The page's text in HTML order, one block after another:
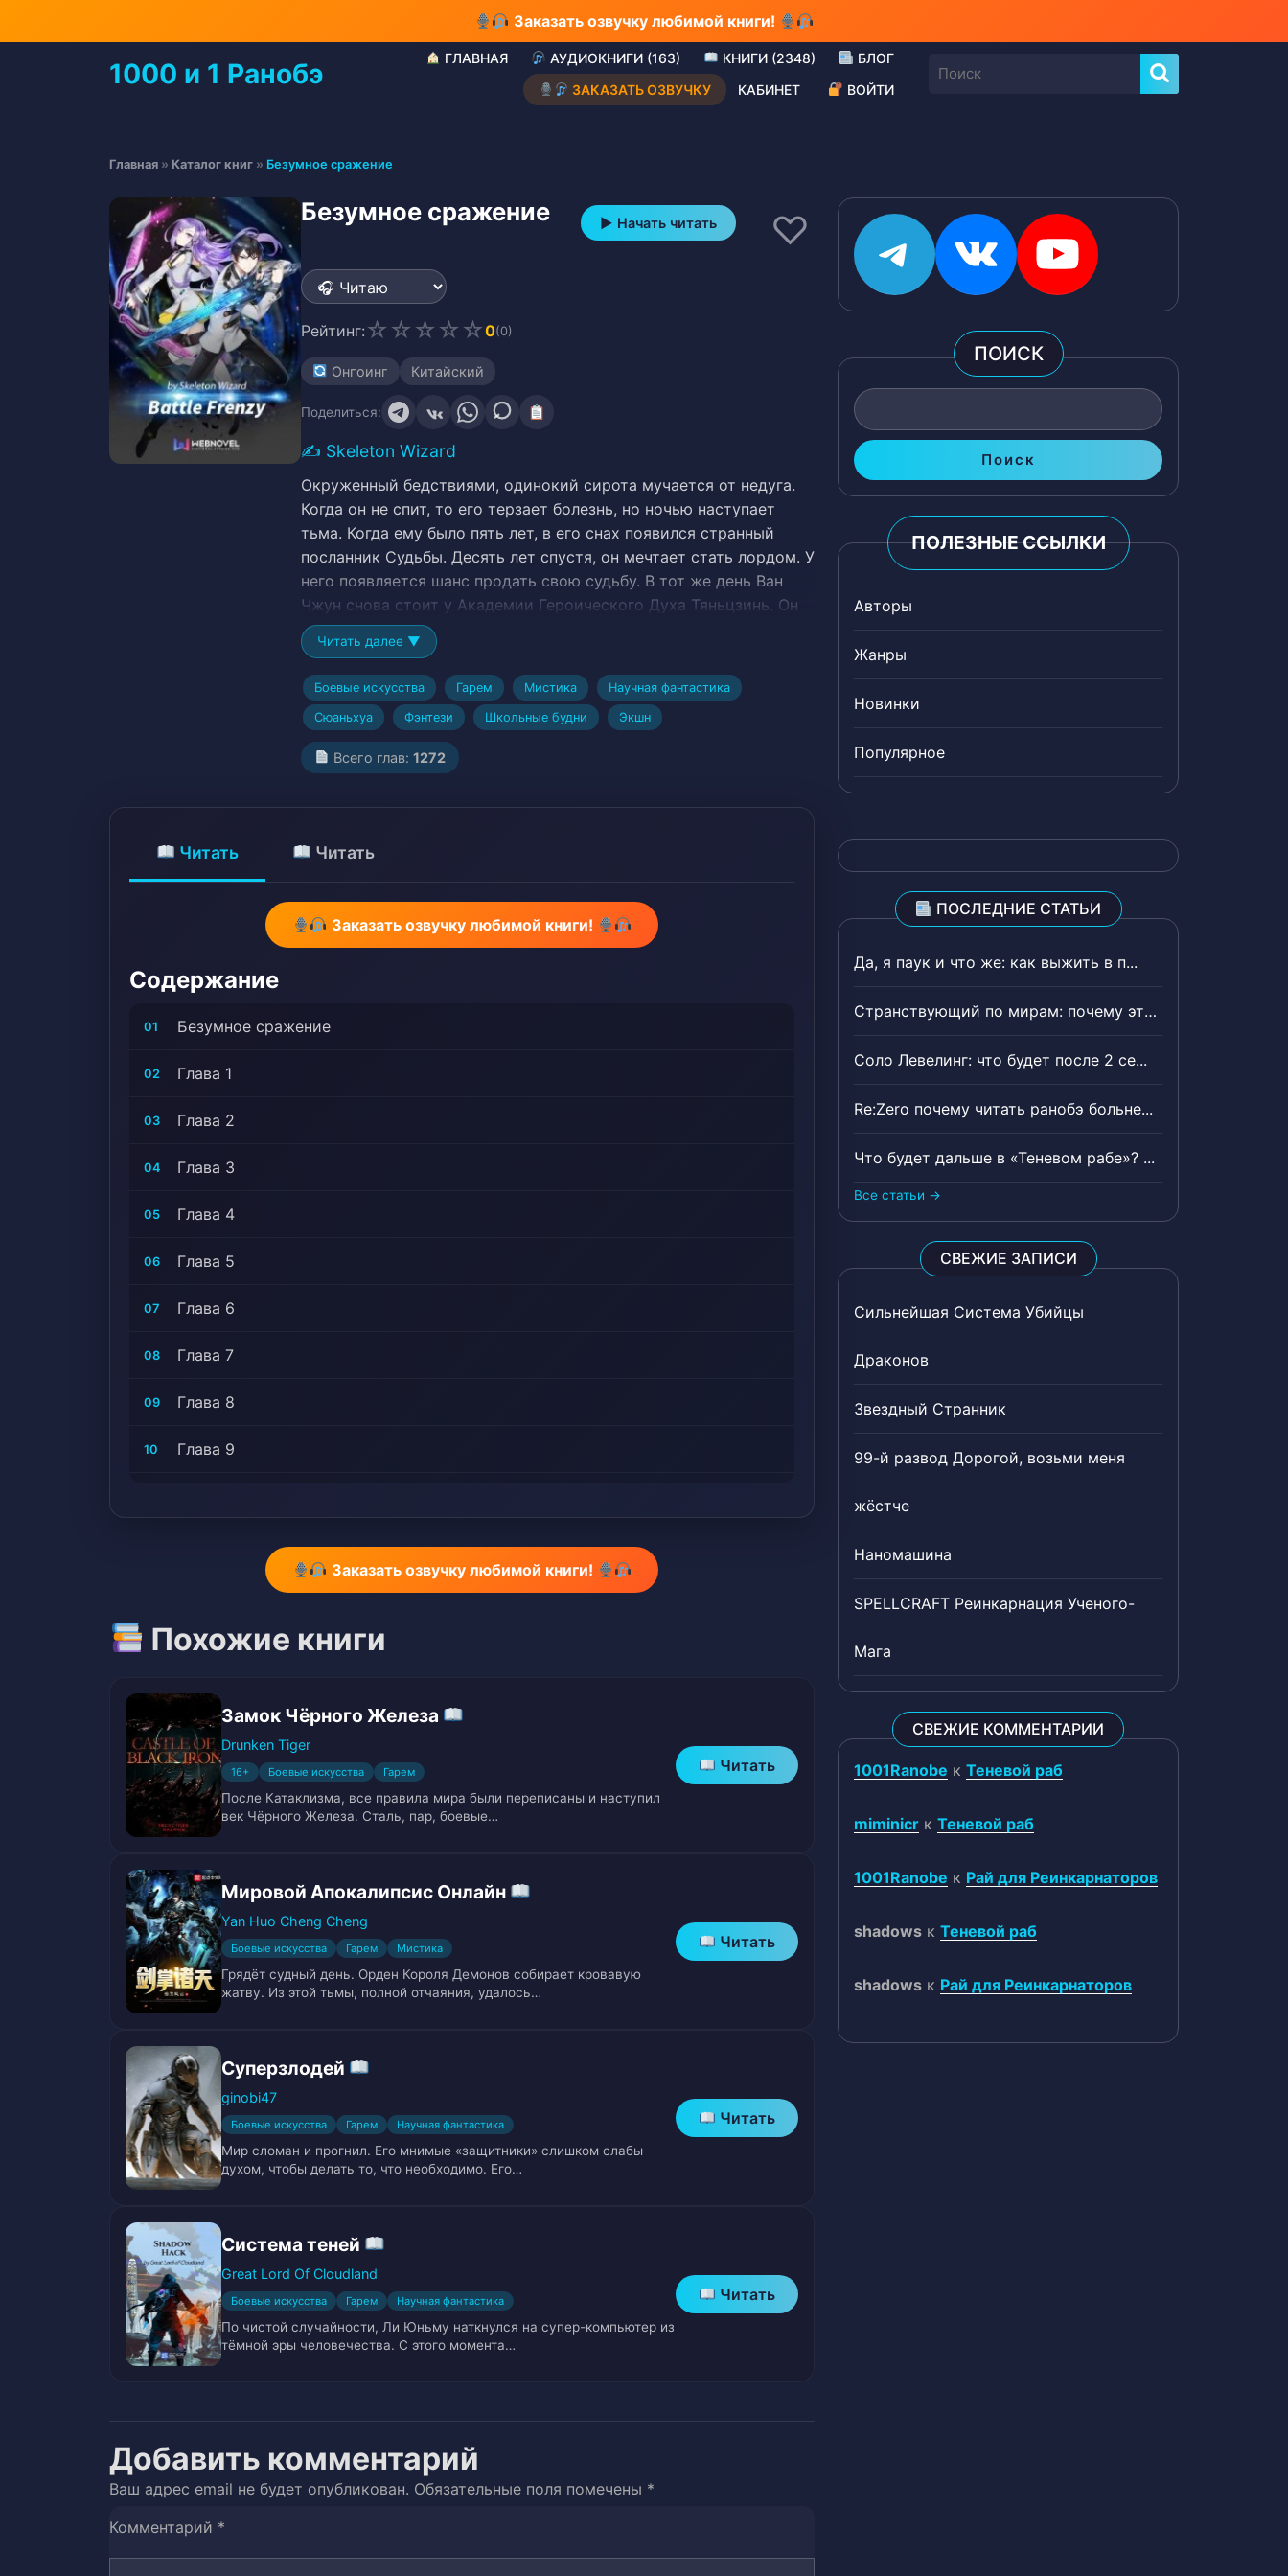
Заказать озвучку любимой книги!
1000 и 1 Ранобэ ГЛАВНАЯ АУДИОКНИГИ (163) КНИГИ (2348)
БЛОГ
ЗАКАЗАТЬ ОЗВУЧКУ
КАБИНЕТ ВОЙТИ
Найти:
Главная » Каталог книг » Безумное сражение
Безумное сражение ▶ Начать читать ♡
Рейтинг: ☆ ☆ ☆ ☆ ☆0(0)
Онгоинг Китайский
Поделиться:
✍️ Skeleton Wizard
Окруженный бедствиями, одинокий сирота мучается от недуга.
Когда он не спит, то его терзает болезнь, но ночью наступает
тьма. Когда ему было пять лет, в его снах появился странный
посланник Судьбы. Десять лет спустя, он мечтает стать лордом. У
него появляется шанс продать свою судьбу. В тот же день Ван
Чжун снова стоит у Академии Героического Духа Тяньцзинь. Он
собирается начать новую жизнь.# Адаптировано в маньхуа,
Аристократия, Военная академия, Красивая героиня, Закалка
тела, Умный протагонист, Решительный протагонист >>, Будущее,
Трудолюбивый протагонист, Суровые тренировки, Сокрытие
настоящей личности, Лоли, Love at First Sight, Протагонист —
парень, Martial Spirits, Монстры, Бедный протагонист, Физическая
сила, Quirky Characters, Расизм, Романтический побочный сюжет,
Недооцененный протагонист, Уникальная техника
Читать далее ▼
Боевые искусства Гарем Мистика Научная фантастика
Сюаньхуа Фэнтези Школьные будни Экшн
Всего глав:1272
Читать Читать
Заказать озвучку любимой книги!
Содержание
01 Безумное сражение
02 Глава 1
03 Глава 2
04 Глава 3
05 Глава 4
06 Глава 5
07 Глава 6
08 Глава 7
09 Глава 8
10 Глава 9
14 Глава 13
16 Глава 15
17 Глава 16
18 Глава 17
19 Глава 18
20 Глава 19
21 Глава 20
22 Глава 21
23 Глава 22
24 Глава 23
25 Глава 24
27 Глава 26
28 Глава 27
29 Глава 28
Глава 31
33 Глава 32
Заказать озвучку любимой книги!
Похожие книги
Замок Чёрного Железа
Drunken Tiger
16+ Боевые искусства Гарем
После Катаклизма, все правила мира были переписаны и наступил
век Чёрного Железа. Сталь, пар, боевые…
Читать
Мировой Апокалипсис Онлайн
Yan Huo Cheng Cheng
Боевые искусства Гарем Мистика
Грядёт судный день. Орден Короля Демонов собирает кровавую
жатву. Из этой тьмы, полной отчаяния, удалось…
Читать
Суперзлодей
ginobi47
Боевые искусства Гарем Научная фантастика
Мир сломан и прогнил. Его мнимые «защитники» слишком слабы
духом, чтобы делать то, что необходимо. Его…
Читать
Система теней
Great Lord Of Cloudland
Боевые искусства Гарем Научная фантастика
По чистой случайности, Ли Юньму наткнулся на супер-компьютер из
тёмной эры человечества. С этого момента…
Читать
Добавить комментарий
Ваш адрес email не будет опубликован. Обязательные поля помечены *
Комментарий *
Telegram ВКонтакте YouTube
ПОИСК
Поиск
ПОЛЕЗНЫЕ ССЫЛКИ
Авторы
Жанры
Новинки
Популярное
ПОСЛЕДНИЕ СТАТЬИ
Да, я паук и что же: как выжить в п...
Странствующий по мирам: почему эта ...
Соло Левелинг: что будет после 2 се...
Re:Zero почему читать ранобэ больне...
Что будет дальше в «Теневом рабе»? ...
Все статьи →
СВЕЖИЕ ЗАПИСИ
Сильнейшая Система Убийцы
Драконов
Звездный Странник
99-й развод Дорогой, возьми меня
жёстче
Наномашина
SPELLCRAFT Реинкарнация Ученого-
Мага
СВЕЖИЕ КОММЕНТАРИИ
1001Ranobe к Теневой раб
miminicr к Теневой раб
1001Ranobe к Рай для Реинкарнаторов
shadows к Теневой раб
shadows к Рай для Реинкарнаторов